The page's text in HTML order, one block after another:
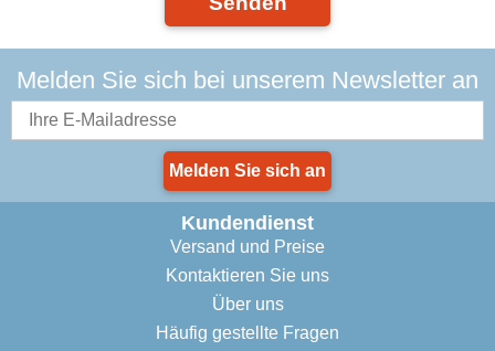
Melden Sie sich bei unserem Newsletter an
Melden Sie sich an
Kundendienst
Versand und Preise
Kontaktieren Sie uns
Über uns
Häufig gestellte Fragen